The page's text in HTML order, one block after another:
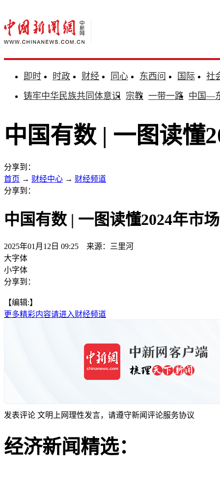
即时 时政 财经 同心 东西问 国际
社
铸牢中华民族共同体意识 宗教 一带一路 中国—
中国有数 | 一图读懂
分享到：
首页 → 财经中心 → 财经频道
分享到：
中国有数 | 一图读懂2024年市
2025年01月12日 09:25 来源：三里河
大字体
小字体
分享到：
【编辑:】
更多精彩内容请进入财经频道
发表评论 文明上网理性发言，请遵守新闻评论服务协议
经济新闻精选：